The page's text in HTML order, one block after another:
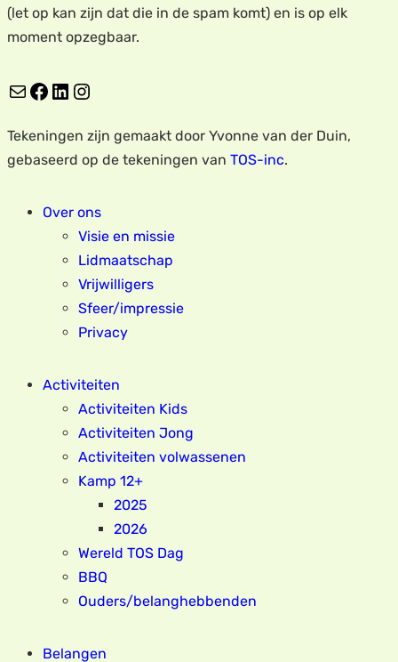
(let op kan zijn dat die in de spam komt) en is op elk
moment opzegbaar.
E-mail Facebook LinkedIn Instagram
Tekeningen zijn gemaakt door Yvonne van der Duin,
gebaseerd op de tekeningen van TOS-inc.
Over ons
Visie en missie
Lidmaatschap
Vrijwilligers
Sfeer/impressie
Privacy
Activiteiten
Activiteiten Kids
Activiteiten Jong
Activiteiten volwassenen
Kamp 12+
2025
2026
Wereld TOS Dag
BBQ
Ouders/belanghebbenden
Belangen